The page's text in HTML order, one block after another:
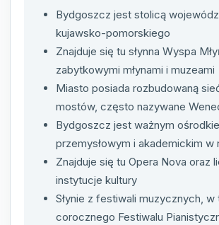
Bydgoszcz jest stolicą
kujawsko-pomorskiego
Znajduje się tu słynna Wyspa
zabytkowymi młynami i muzeami
Miasto posiada rozbudowaną
mostów, często nazywane
Bydgoszcz jest ważnym
przemysłowym i akademickim w
Znajduje się tu Opera Nova oraz
instytucje kultury
Słynie z festiwali muzycznych, w
corocznego Festiwalu